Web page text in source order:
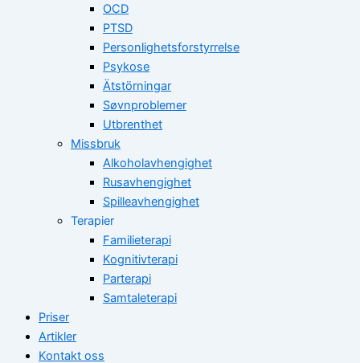
OCD
PTSD
Personlighetsforstyrrelse
Psykose
Ätstörningar
Søvnproblemer
Utbrenthet
Missbruk
Alkoholavhengighet
Rusavhengighet
Spilleavhengighet
Terapier
Familieterapi
Kognitivterapi
Parterapi
Samtaleterapi
Priser
Artikler
Kontakt oss